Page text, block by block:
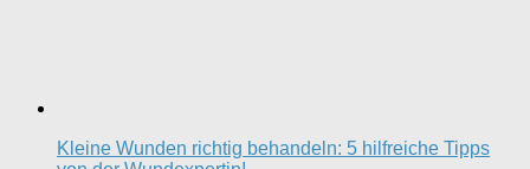
Kleine Wunden richtig behandeln: 5 hilfreiche Tipps